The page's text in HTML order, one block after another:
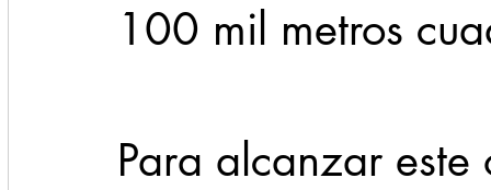
100 mil metros
Para alcanzar